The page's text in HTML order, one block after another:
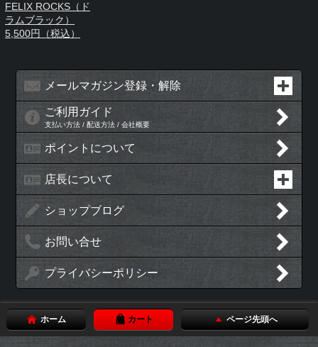
FELIX ROCKS（ド
ラムブラック）
5,500円（税込）
メールマガジン登録・解除
ご利用ガイド
支払い方法 / 配送方法 / 会社概要
ポイントについて
店長について
ショップブログ
お問い合せ
プライバシーポリシー
ホーム カート ページ先頭へ